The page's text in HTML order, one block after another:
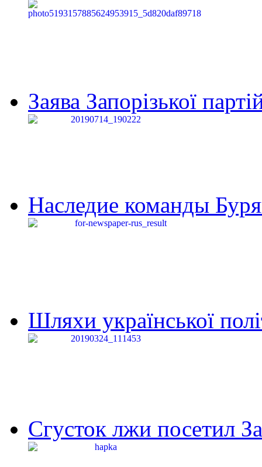
Заява Запорізької
Наследие команды
Шляхи української
Сгусток лжи посетил